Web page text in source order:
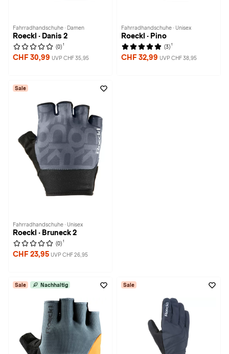
Fahrradhandschuhe · Damen
Roeckl · Danis 2
(0) 1
CHF 30,99 UVP CHF 35,95
Fahrradhandschuhe · Unisex
Roeckl · Pino
(3) 1
CHF 32,99 UVP CHF 38,95
Sale
Fahrradhandschuhe · Unisex
Roeckl · Bruneck 2
(0) 1
CHF 23,95 UVP CHF 26,95
Sale Nachhaltig Sale